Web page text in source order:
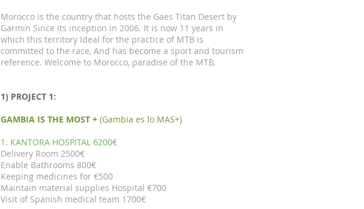
Morocco is the country that hosts the Gaes Titan Desert by
Garmin Since its inception in 2006. It is now 11 years in
which this territory Ideal for the practice of MTB is
committed to the race, And has become a sport and tourism
reference. Welcome to Morocco, paradise of the MTB.
1) PROJECT 1:
GAMBIA IS THE MOST + (Gambia es lo MAS+)
1. KANTORA HOSPITAL 6200€
Delivery Room 2500€
Enable Bathrooms 800€
Keeping medicines for €500
Maintain material supplies Hospital €700
Visit of Spanish medical team 1700€